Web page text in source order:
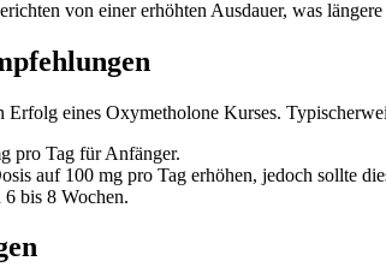
von einer erhöhten Ausdauer, was
eines Oxymetholone Kurses.
pro Tag für Anfänger.
auf 100 mg pro Tag erhöhen, jedoch sollte
bis 8 Wochen.